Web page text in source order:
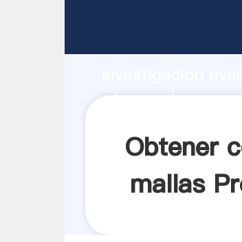
fuerte capacidad
cómo extraer
Obtener
mallas